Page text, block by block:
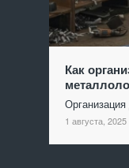
Как
1 августа, 2025